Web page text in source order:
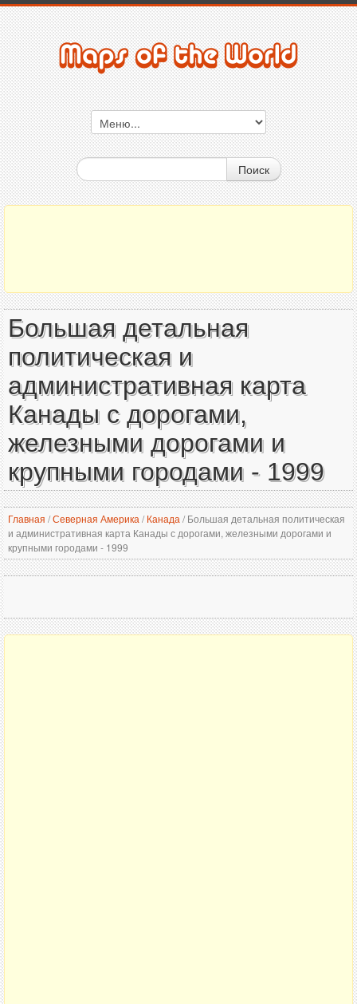
Поиск
Большая детальная
политическая и
административная карта
Канады с дорогами,
железными дорогами и
крупными городами - 1999
Главная /Северная Америка / Канада /Большая детальная политическая
и административная карта Канады с дорогами, железными дорогами и
крупными городами - 1999